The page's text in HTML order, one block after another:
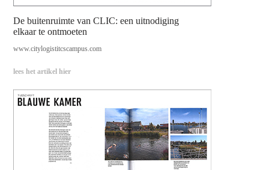
De buitenruimte van CLIC: een uitnodiging
elkaar te ontmoeten
www.citylogistitcscampus.com
lees het artikel hier